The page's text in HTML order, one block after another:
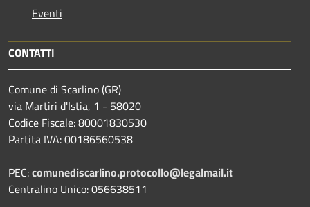
Eventi
CONTATTI
Comune di Scarlino (GR)
via Martiri d'Istia, 1 - 58020
Codice Fiscale: 80001830530
Partita IVA: 00186560538
PEC:comunediscarlino.protocollo@legalmail.it
Centralino Unico: 056638511